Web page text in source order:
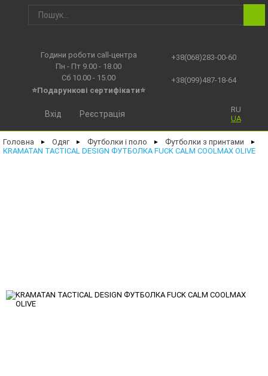
Години роботи call-центра
Пн - Пт 9.00 - 18.00
Сб 10.00 - 15.00
⭐Подарункові сертифікати⭐
+38(068)283-00-60
+38(099)487-18-64
RU
UA
Вхід Реєстрація
Головна ► Одяг ► Футболки і поло ► Футболки з принтами ►
KRAMATAN TACTICAL DESIGN ФУТБОЛКА FUCK CALM COOLMAX OLIVE